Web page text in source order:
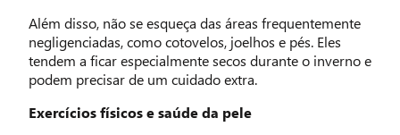
Além disso, não se esqueça das áreas frequentemente
negligenciadas, como cotovelos, joelhos e pés. Eles
tendem a ficar especialmente secos durante o inverno e
podem precisar de um cuidado extra.
Exercícios físicos e saúde da pele